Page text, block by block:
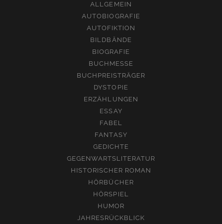
ALLGEMEIN
AUTOBIOGRAFIE
AUTOFIKTION
BILDBÄNDE
BIOGRAFIE
BUCHMESSE
BUCHPREISTRÄGER
DYSTOPIE
ERZÄHLUNGEN
ESSAY
FABEL
FANTASY
GEDICHTE
GEGENWARTSLITERATUR
HISTORISCHER ROMAN
HÖRBÜCHER
HÖRSPIEL
HUMOR
JAHRESRÜCKBLICK